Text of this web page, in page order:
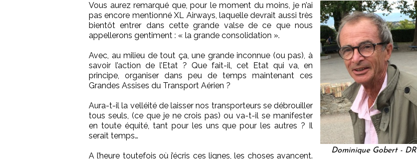
Dominique Gobert - DR
Vous aurez remarqué que, pour le moment du moins, je n’ai
pas encore mentionné XL Airways, laquelle devrait aussi très
bientôt entrer dans cette grande valse de ce que nous
appellerons gentiment : « la grande consolidation ».
Avec, au milieu de tout ça, une grande inconnue (ou pas), à
savoir l’action de l’Etat ? Que fait-il, cet Etat qui va, en
principe, organiser dans peu de temps maintenant ces
Grandes Assises du Transport Aérien ?
Aura-t-il la velléité de laisser nos transporteurs se débrouiller
tous seuls, (ce que je ne crois pas) ou va-t-il se manifester
en toute équité, tant pour les uns que pour les autres ? Il
serait temps…
A l’heure toutefois où j’écris ces lignes, les choses avancent.